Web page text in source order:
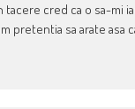
tacere cred ca o sa-mi
pretentia sa arate asa